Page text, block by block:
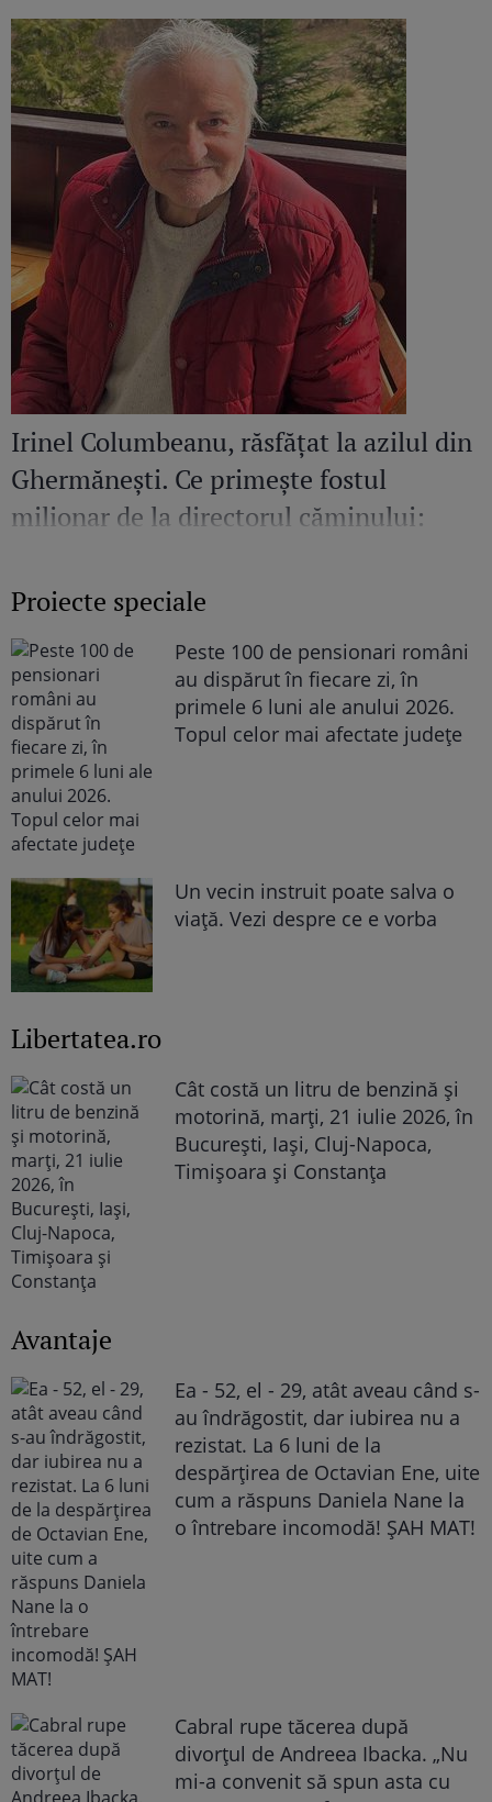
Irinel Columbeanu, răsfățat la azilul din
Ghermănești. Ce primește fostul
milionar de la directorul căminului:
Proiecte speciale
Peste 100 de pensionari români
au dispărut în fiecare zi, în
primele 6 luni ale anului 2026.
Topul celor mai afectate județe
Un vecin instruit poate salva o
viață. Vezi despre ce e vorba
Libertatea.ro
Cât costă un litru de benzină și
motorină, marți, 21 iulie 2026, în
București, Iași, Cluj-Napoca,
Timișoara și Constanța
Avantaje
Ea - 52, el - 29, atât aveau când s-
au îndrăgostit, dar iubirea nu a
rezistat. La 6 luni de la
despărțirea de Octavian Ene, uite
cum a răspuns Daniela Nane la
o întrebare incomodă! ȘAH MAT!
Cabral rupe tăcerea după
divorțul de Andreea Ibacka. „Nu
mi-a convenit să spun asta cu